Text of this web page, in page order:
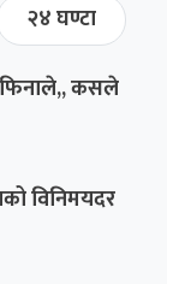
२४ घण्टा
फिनाले,, कसले
विनिमयदर